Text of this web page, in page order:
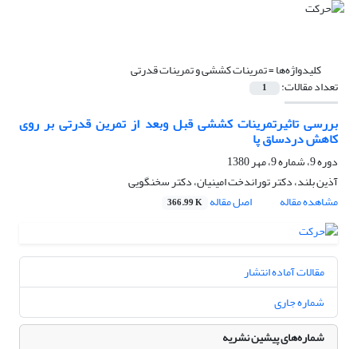
کلیدواژه‌ها =تمرینات کششی و تمرینات قدرتی
تعداد مقالات: 1
بررسی تاثیرتمرینات کششی قبل وبعد از تمرین قدرتی بر روی
کاهش دردساق پا
دوره 9، شماره 9، مهر 1380
آذین بلند، دکتر توراندخت امینیان، دکتر سخنگویی
مشاهده مقاله
اصل مقاله 366.99 K
مقالات آماده انتشار
شماره جاری
شماره‌های پیشین نشریه